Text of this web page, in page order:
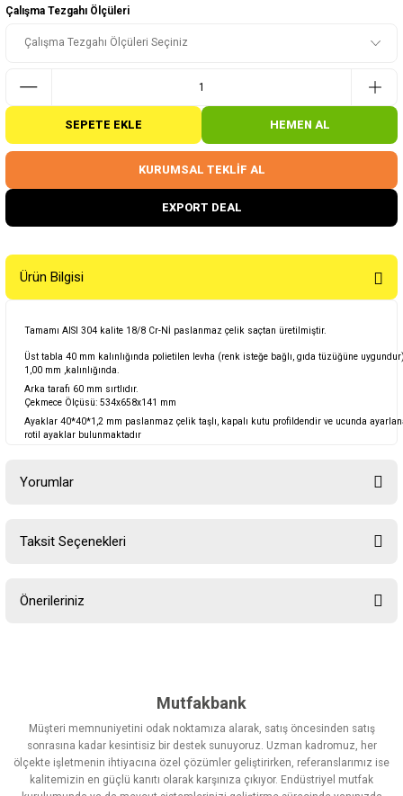
Çalışma Tezgahı Ölçüleri
SEPETE EKLE HEMEN AL
KURUMSAL TEKLİF AL
EXPORT DEAL
Ürün Bilgisi
Tamamı AISI 304 kalite 18/8 Cr-Nİ paslanmaz çelik saçtan üretilmiştir.
Üst tabla 40 mm kalınlığında polietilen levha (renk isteğe bağlı, gıda tüzüğüne
1,00 mm ,kalınlığında.
Arka tarafı 60 mm sırtlıdır.
Çekmece Ölçüsü: 534x658x141 mm
Ayaklar 40*40*1,2 mm paslanmaz çelik taşlı, kapalı kutu profildendir ve ucunda
rotil ayaklar bulunmaktadır
Yorumlar
Taksit Seçenekleri
Önerileriniz
Görüş ve önerileriniz için teşekkür ederiz.
Ürün resmi kalitesiz, bozuk veya görüntülenemiyor.
Ürün açıklamasında eksik bilgiler bulunuyor.
Mutfakbank
Müşteri memnuniyetini odak noktamıza alarak, satış öncesinden satış
sonrasına kadar kesintisiz bir destek sunuyoruz. Uzman kadromuz, her
ölçekte işletmenin ihtiyacına özel çözümler geliştirirken, referanslarımız ise
kalitemizin en güçlü kanıtı olarak karşınıza çıkıyor. Endüstriyel mutfak